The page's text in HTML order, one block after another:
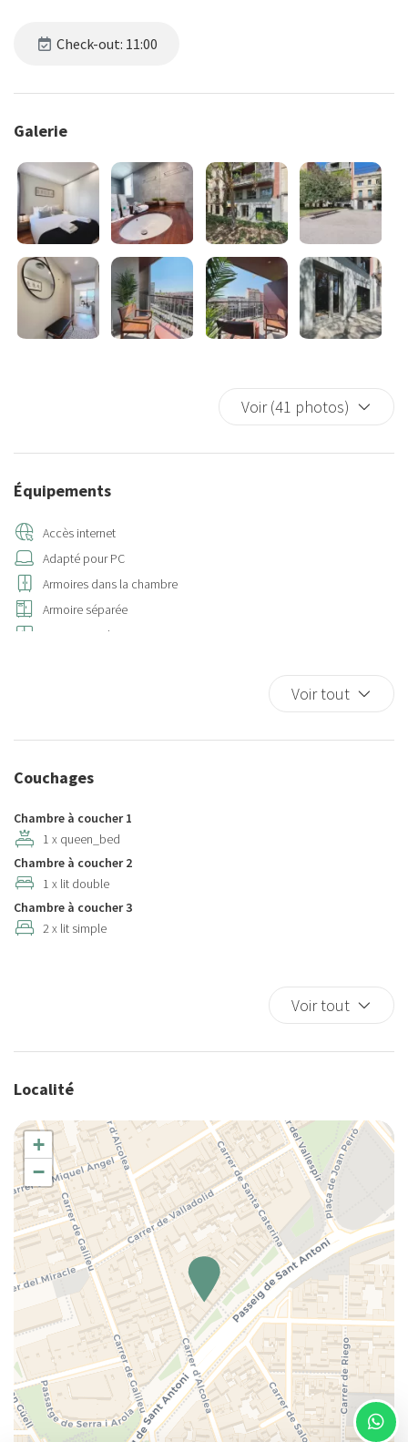
Check-out: 11:00
Galerie
Voir (41 photos)
Équipements
Accès internet
Adapté pour PC
Armoires dans la chambre
Armoire séparée
Armoires multitiroirs
Assiettes et couverts
Baignoire
Baignoire
Baignoire/douche
Balcon
Balcon/terrasse
Berceau
Chaise haute
Chaise-haute
Chaises de salle à manger
Chauffage/climatiseur autonome
Cintres
Climatisation
Couette
Couverts pour enfants
Couverts/ustensiles
Cuisine
Douche
Eau chaude
Eau en bouteille
Voir tout
Couchages
Chambre à coucher 1
1 x queen_bed
Chambre à coucher 2
1 x lit double
Chambre à coucher 3
2 x lit simple
Voir tout
Localité
+
−